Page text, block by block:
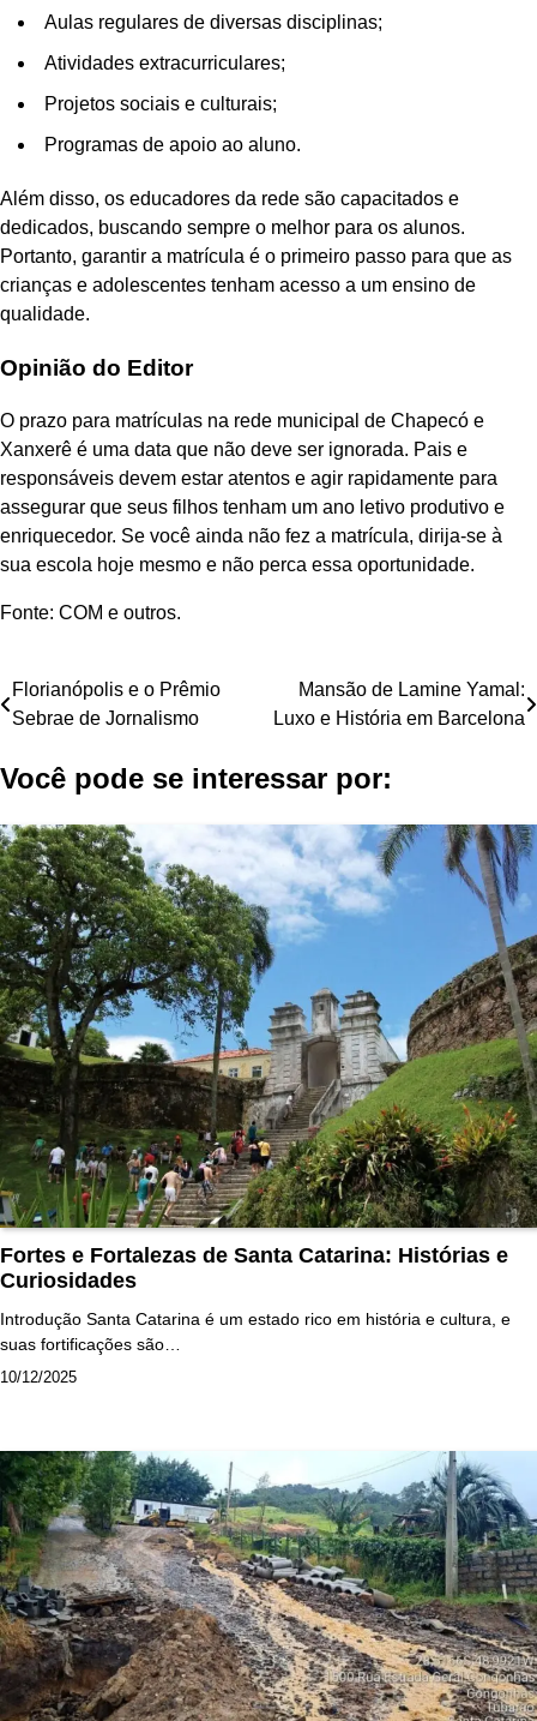
Aulas regulares de diversas disciplinas;
Atividades extracurriculares;
Projetos sociais e culturais;
Programas de apoio ao aluno.
Além disso, os educadores da rede são capacitados e
dedicados, buscando sempre o melhor para os alunos.
Portanto, garantir a matrícula é o primeiro passo para que as
crianças e adolescentes tenham acesso a um ensino de
qualidade.
Opinião do Editor
O prazo para matrículas na rede municipal de Chapecó e
Xanxerê é uma data que não deve ser ignorada. Pais e
responsáveis devem estar atentos e agir rapidamente para
assegurar que seus filhos tenham um ano letivo produtivo e
enriquecedor. Se você ainda não fez a matrícula, dirija-se à
sua escola hoje mesmo e não perca essa oportunidade.
Fonte: COM e outros.
Navegação
Post
Florianópolis e o Prêmio
Sebrae de Jornalismo
Mansão de Lamine Yamal:
Luxo e História em Barcelona
Você pode se interessar por:
Fortes e Fortalezas de Santa Catarina: Histórias e
Curiosidades
Introdução Santa Catarina é um estado rico em história e cultura, e
suas fortificações são…
10/12/2025